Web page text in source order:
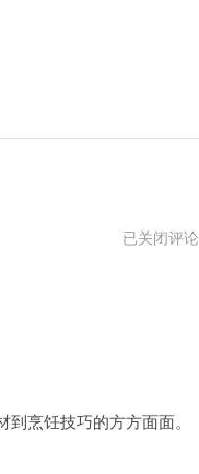
回
已关闭评论
烹饪技巧的方方面面。